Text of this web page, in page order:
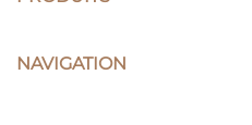
NAVIGATION